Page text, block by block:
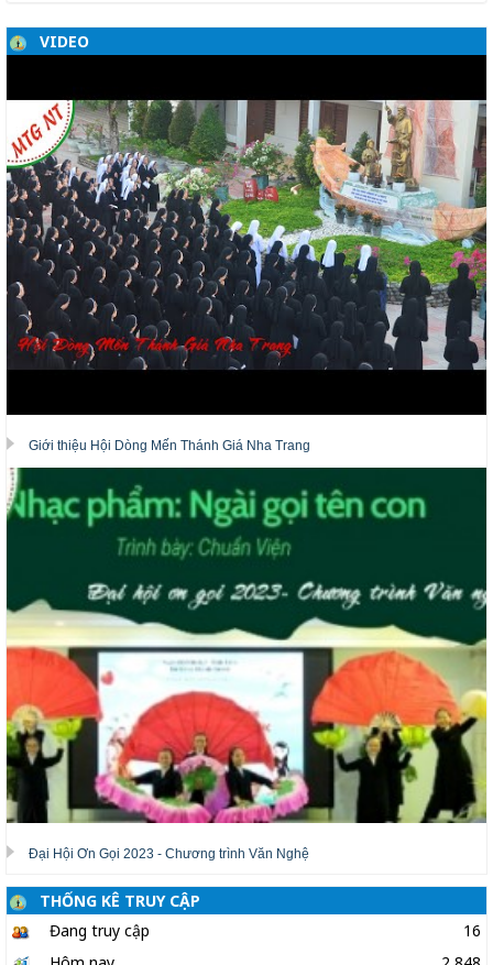
VIDEO
Giới thiệu Hội Dòng Mến Thánh Giá Nha Trang
Đại Hội Ơn Gọi 2023 - Chương trình Văn Nghệ
THỐNG KÊ TRUY CẬP
Đang truy cập
16